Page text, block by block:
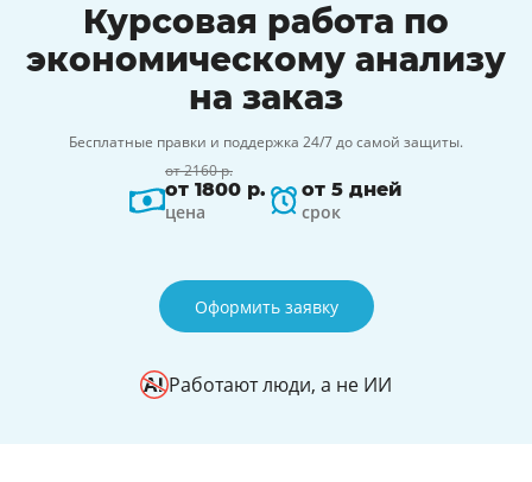
Курсовая работа по
экономическому анализу
на заказ
Бесплатные правки и поддержка 24/7 до самой защиты.
от 2160 р.
от 1800 р.
цена
от 5 дней
срок
Оформить заявку
Работают люди, а не ИИ